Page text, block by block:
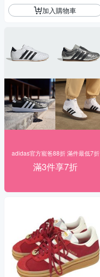
加入購物車
adidas官方寵爸88折 滿件最低7折
滿3件享7折